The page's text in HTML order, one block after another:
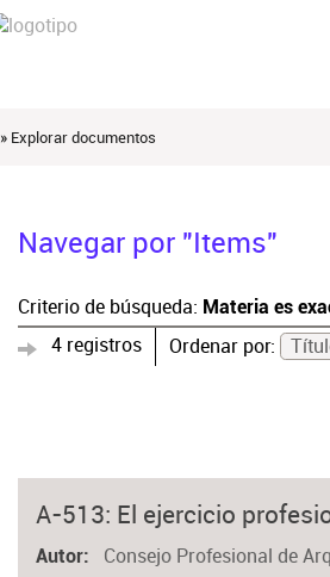
» Explorar documentos
Navegar por "Items"
Criterio de búsqueda: Materia es
4 registros Ordenar por:
A-513: El ejercicio
Autor Consejo Profesional de